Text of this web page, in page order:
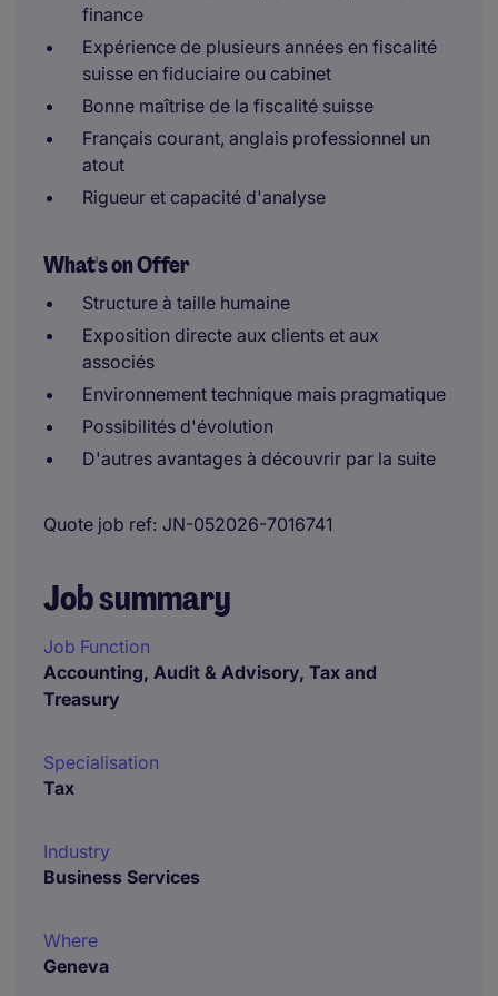
finance
Expérience de plusieurs années en fiscalité
suisse en fiduciaire ou cabinet
Bonne maîtrise de la fiscalité suisse
Français courant, anglais professionnel un
atout
Rigueur et capacité d'analyse
What's on Offer
Structure à taille humaine
Exposition directe aux clients et aux
associés
Environnement technique mais pragmatique
Possibilités d'évolution
D'autres avantages à découvrir par la suite
Quote job ref JN-052026-7016741
Job summary
Job Function
Accounting, Audit & Advisory, Tax and
Treasury
Specialisation
Tax
Industry
Business Services
Where
Geneva